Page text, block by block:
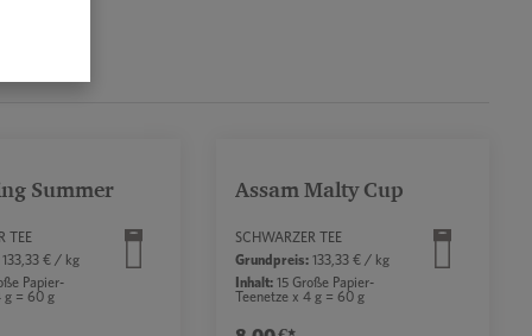
Summer
TEE
133,33 € / kg
Papier-
g = 60 g
Assam Malty Cup
SCHWARZER TEE
Grundpreis:133,33 € / kg
Inhalt:15 Große Papier-
Teenetze x 4 g = 60 g